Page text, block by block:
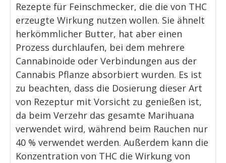
Rezepte für Feinschmecker, die die von THC
erzeugte Wirkung nutzen wollen. Sie ähnelt
herkömmlicher Butter, hat aber einen
Prozess durchlaufen, bei dem mehrere
Cannabinoide oder Verbindungen aus der
Cannabis Pflanze absorbiert wurden. Es ist
zu beachten, dass die Dosierung dieser Art
von Rezeptur mit Vorsicht zu genießen ist,
da beim Verzehr das gesamte Marihuana
verwendet wird, während beim Rauchen nur
40 % verwendet werden. Außerdem kann die
Konzentration von THC die Wirkung von